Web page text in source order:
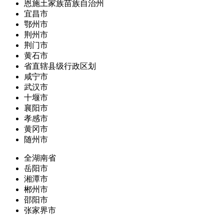
恩施土家族苗族自治州
宜昌市
鄂州市
荆州市
荆门市
黄石市
省直辖县级行政区划
咸宁市
武汉市
十堰市
襄阳市
孝感市
黄冈市
随州市
全湖南省
岳阳市
湘潭市
郴州市
邵阳市
张家界市